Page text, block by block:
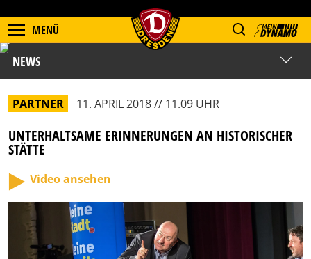
MENÜ
NEWS
PARTNER 11. APRIL 2018 // 11.09 UHR
UNTERHALTSAME ERINNERUNGEN AN HISTORISCHER
STÄTTE
Video ansehen